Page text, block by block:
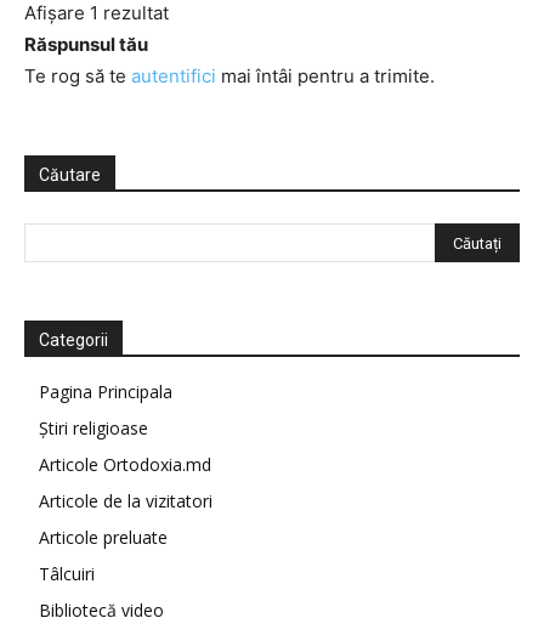
Afișare 1 rezultat
Răspunsul tău
Te rog să te autentifici mai întâi pentru a trimite.
Căutare
Categorii
Pagina Principala
Știri religioase
Articole Ortodoxia.md
Articole de la vizitatori
Articole preluate
Tâlcuiri
Bibliotecă video